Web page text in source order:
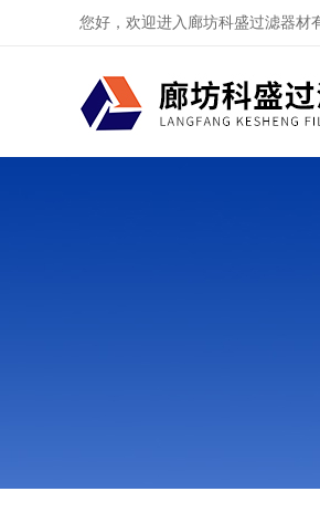
您好，欢迎进入廊坊科盛过滤器材